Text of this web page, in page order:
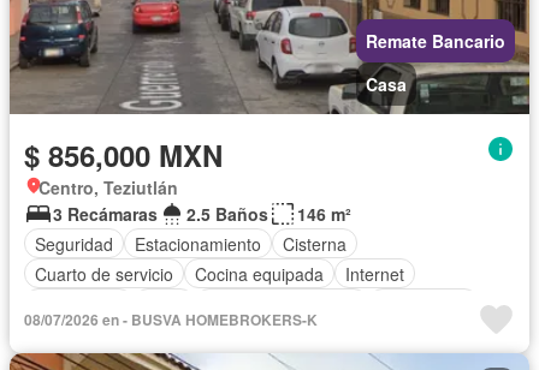
Remate Bancario
Casa
$ 856,000 MXN
Centro, Teziutlán
3 Recámaras
2.5 Baños
146 m²
Seguridad
Estacionamiento
Cisterna
Cuarto de servicio
Cocina equipada
Internet
Zonas verdes
Recámara con closet
08/07/2026 en - BUSVA HOMEBROKERS-K